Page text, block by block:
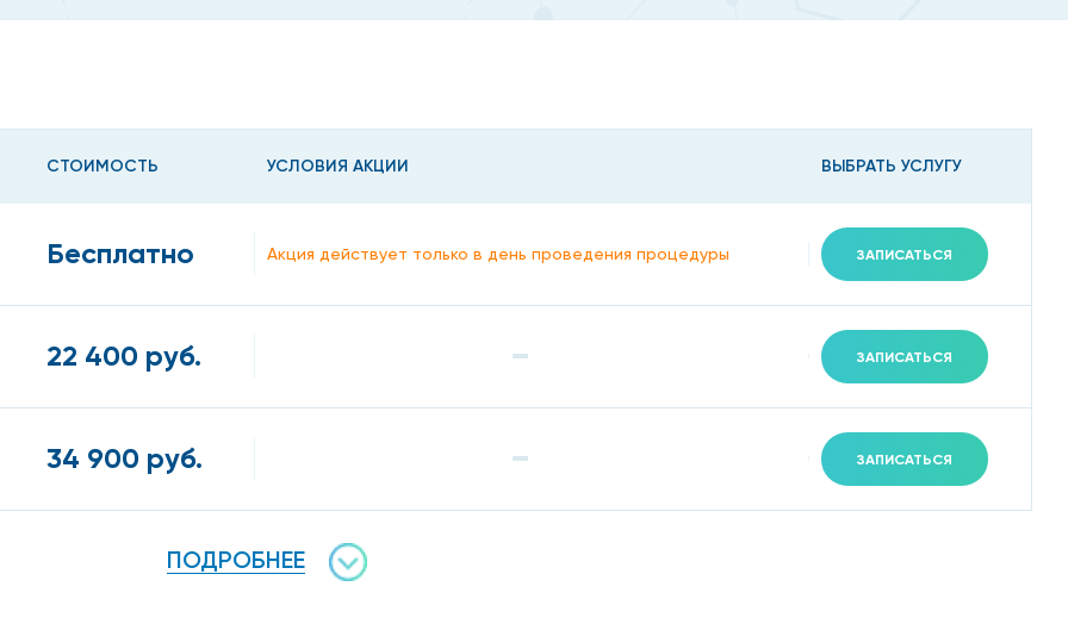
СТОИМОСТЬ УСЛОВИЯ АКЦИИ ВЫБРАТЬ УСЛУГУ
Бесплатно Акция действует только в день проведения процедуры ЗАПИСАТЬСЯ
22 400 руб. ЗАПИСАТЬСЯ
34 900 руб. ЗАПИСАТЬСЯ
ПОДРОБНЕЕ